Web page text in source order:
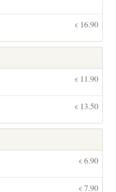
€ 16.90
€ 11.90
€ 13.50
€ 6.90
€ 7.90